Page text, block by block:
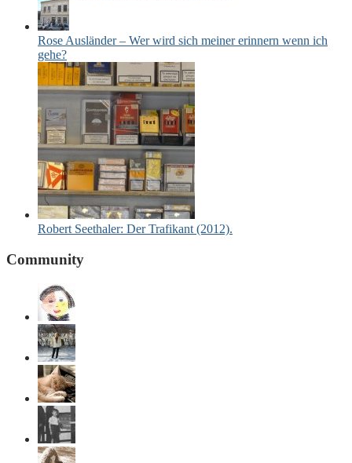
Rose Ausländer – Wer wird sich meiner erinnern wenn ich
gehe?
Robert Seethaler: Der Trafikant (2012).
Community